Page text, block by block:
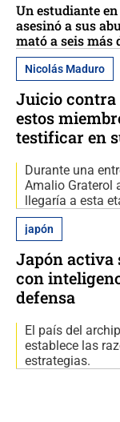
Un estudiante
asesinó a sus
mató a seis más
Nicolás Maduro
Juicio contra
estos
testificar en
Durante una
Amalio Graterol
llegaría a esta
japón
Japón activa
con
defensa
El país del
establece las
estrategias.